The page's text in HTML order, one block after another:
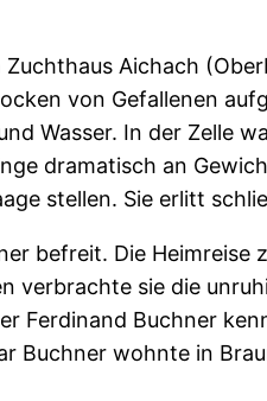
Zuchthaus Aichach
von Gefallenen
Wasser. In der Zelle
dramatisch an
stellen. Sie erlitt
befreit. Die
verbrachte sie die
Ferdinand Buchner
Buchner wohnte in